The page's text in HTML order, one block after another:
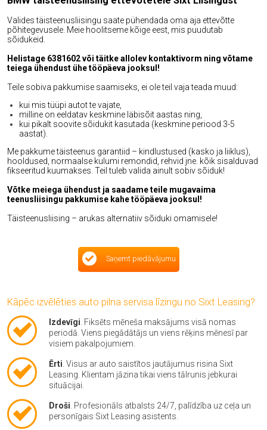
Valides täisteenusliisingu saate pühendada oma aja ettevõtte
põhitegevusele. Meie hoolitseme kõige eest, mis puudutab
sõidukeid.
Helistage 6381602 või täitke allolev kontaktivorm ning võtame
teiega ühendust ühe tööpäeva jooksul!
Teile sobiva pakkumise saamiseks, ei ole teil vaja teada muud:
kui mis tüüpi autot te vajate,
milline on eeldatav keskmine läbisõit aastas ning,
kui pikalt soovite sõidukit kasutada (keskmine periood 3-5
aastat).
Me pakkume täisteenus garantiid – kindlustused (kasko ja liiklus),
hooldused, normaalse kulumi remondid, rehvid jne. kõik sisalduvad
fikseeritud kuumakses. Teil tuleb valida ainult sobiv sõiduk!
Võtke meiega ühendust ja saadame teile mugavaima
teenusliisingu pakkumise kahe tööpäeva jooksul!
Täisteenusliising – arukas alternatiiv sõiduki omamisele!
Saņemt piedāvājumu
Kāpēc izvēlēties auto pilna servisa līzingu no Sixt Leasing?
Izdevīgi . Fiksēts mēneša maksājums visā nomas
periodā. Viens piegādātājs un viens rēķins mēnesī par
visiem pakalpojumiem.
Ērti . Visus ar auto saistītos jautājumus risina Sixt
Leasing. Klientam jāzina tikai viens tālrunis jebkurai
situācijai.
Droši . Profesionāls atbalsts 24/7, palīdzība uz ceļa un
personīgais Sixt Leasing asistents.